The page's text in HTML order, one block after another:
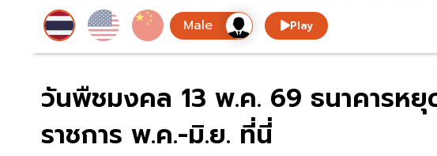
Play
วันพืชมงคล 13 พ.ค. 69 ธนาคารห
ราชการ พ.ค.-มิ.ย. ที่นี่